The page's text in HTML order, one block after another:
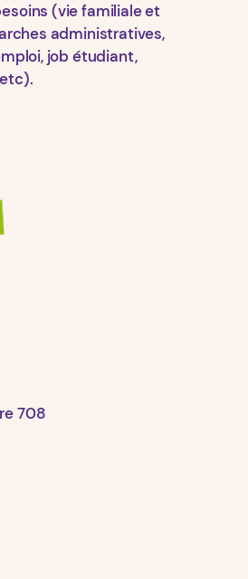
(vie familiale et
administratives,
job étudiant,
708